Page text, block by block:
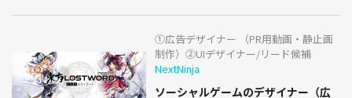
①広告デザイナー （PR用動画・静止画
制作）②UIデザイナー/リード候補
NextNinja
ソーシャルゲームのデザイナー（広